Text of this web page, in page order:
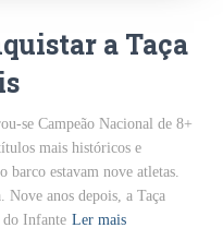
a Taça
se Campeão Nacional de 8+
mais históricos e
barco estavam nove atletas.
Nove anos depois, a Taça
do Infante Ler mais